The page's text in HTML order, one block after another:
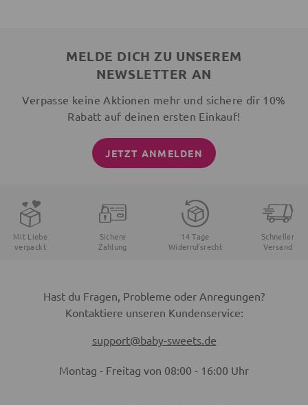
MELDE DICH ZU UNSEREM
NEWSLETTER AN
Verpasse keine Aktionen mehr und sichere dir 10%
Rabatt auf deinen ersten Einkauf!
JETZT ANMELDEN
Mit Liebe
verpackt
Sichere
Zahlung
14 Tage
Widerrufsrecht
Schneller
Versand
Hast du Fragen, Probleme oder Anregungen?
Kontaktiere unseren Kundenservice:
support@baby-sweets.de
Montag - Freitag von 08:00 - 16:00 Uhr